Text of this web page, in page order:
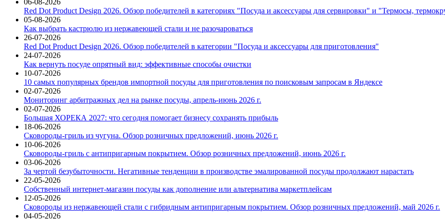
06-08-2026
Red Dot Product Design 2026. Обзор победителей в категориях "Посуда и аксессуары для сервировки" и "Термосы,
05-08-2026
Как выбрать кастрюлю из нержавеющей стали и не разочароваться
26-07-2026
Red Dot Product Design 2026. Обзор победителей в категории "Посуда и аксессуары для приготовления"
24-07-2026
Как вернуть посуде опрятный вид: эффективные способы очистки
10-07-2026
10 самых популярных брендов импортной посуды для приготовления по поисковым запросам в Яндексе
02-07-2026
Мониторинг арбитражных дел на рынке посуды, апрель-июнь 2026 г.
02-07-2026
Большая ХОРЕКА 2027: что сегодня помогает бизнесу сохранять прибыль
18-06-2026
Сковороды-гриль из чугуна. Обзор розничных предложений, июнь 2026 г.
10-06-2026
Сковороды-гриль с антипригарным покрытием. Обзор розничных предложений, июнь 2026 г.
03-06-2026
За чертой безубыточности. Негативные тенденции в производстве эмалированной посуды продолжают нарастать
22-05-2026
Собственный интернет-магазин посуды как дополнение или альтернатива маркетплейсам
12-05-2026
Сковороды из нержавеющей стали с гибридным антипригарным покрытием. Обзор розничных предложений, май 2026 г.
04-05-2026